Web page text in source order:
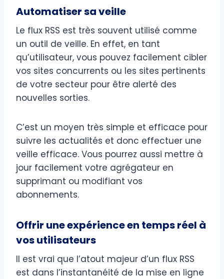
Automatiser sa veille
Le flux RSS est très souvent utilisé comme
un outil de veille. En effet, en tant
qu’utilisateur, vous pouvez facilement cibler
vos sites concurrents ou les sites pertinents
de votre secteur pour être alerté des
nouvelles sorties.
C’est un moyen très simple et efficace pour
suivre les actualités et donc effectuer une
veille efficace. Vous pourrez aussi mettre à
jour facilement votre agrégateur en
supprimant ou modifiant vos
abonnements.
Offrir une expérience en temps réel à
vos utilisateurs
Il est vrai que l’atout majeur d’un flux RSS
est dans l’instantanéité de la mise en ligne